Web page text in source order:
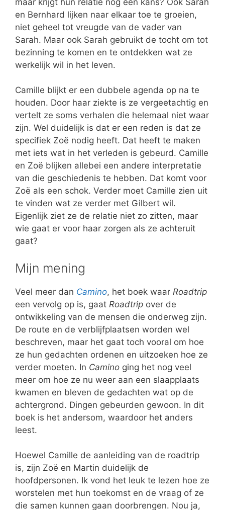
en Bernhard lijken naar elkaar toe te groeien,
niet geheel tot vreugde van de vader van
Sarah. Maar ook Sarah gebruikt de tocht om tot
bezinning te komen en te ontdekken wat ze
werkelijk wil in het leven.
Camille blijkt er een dubbele agenda op na te
houden. Door haar ziekte is ze vergeetachtig en
vertelt ze soms verhalen die helemaal niet waar
zijn. Wel duidelijk is dat er een reden is dat ze
specifiek Zoë nodig heeft. Dat heeft te maken
met iets wat in het verleden is gebeurd. Camille
en Zoë blijken allebei een andere interpretatie
van die geschiedenis te hebben. Dat komt voor
Zoë als een schok. Verder moet Camille zien uit
te vinden wat ze verder met Gilbert wil.
Eigenlijk ziet ze de relatie niet zo zitten, maar
wie gaat er voor haar zorgen als ze achteruit
gaat?
Mijn mening
Veel meer dan Camino, het boek waar Roadtrip
een vervolg op is, gaat Roadtrip over de
ontwikkeling van de mensen die onderweg zijn.
De route en de verblijfplaatsen worden wel
beschreven, maar het gaat toch vooral om hoe
ze hun gedachten ordenen en uitzoeken hoe ze
verder moeten. In Camino ging het nog veel
meer om hoe ze nu weer aan een slaapplaats
kwamen en bleven de gedachten wat op de
achtergrond. Dingen gebeurden gewoon. In dit
boek is het andersom, waardoor het anders
leest.
Hoewel Camille de aanleiding van de roadtrip
is, zijn Zoë en Martin duidelijk de
hoofdpersonen. Ik vond het leuk te lezen hoe ze
worstelen met hun toekomst en de vraag of ze
die samen kunnen gaan doorbrengen. Nou ja,